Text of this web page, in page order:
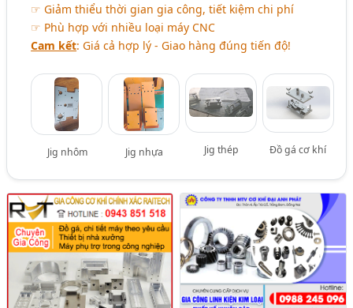
☞ Giảm thiểu thời gian gia công, tiết kiệm chi phí
☞ Phù hợp với nhiều loại máy CNC
Cam kết: Giá cả hợp lý - Giao hàng đúng tiến độ!
Jig nhôm Jig nhựa Jig thép Đồ gá cơ khí